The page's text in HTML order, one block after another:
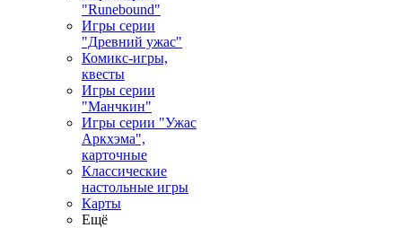
"Runebound"
Игры серии
"Древний ужас"
Комикс-игры,
квесты
Игры серии
"Манчкин"
Игры серии "Ужас
Аркхэма",
карточные
Классические
настольные игры
Карты
Ещё